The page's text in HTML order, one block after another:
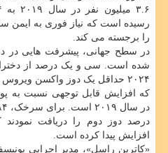
رسیده است که نیاز فوری به ایمن
را برجسته می کند.
در سطح جهانی، پیشرفت هایی در
شده است. سی و یک درصد از
۲۰۲۴ حداقل یک دوز واکسن
درصد دوز دوم را دریافت
افزایش پیدا کرده است.
«کاترین راسل»، مدیر اجرایی